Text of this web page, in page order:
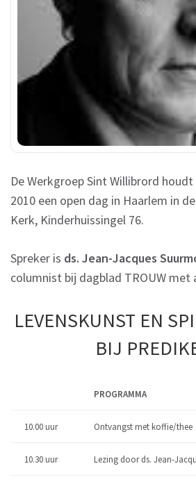
De Werkgroep Sint Willibrord
2010 een open dag in Haarlem in
Kerk, Kinderhuissingel 76.
Spreker is ds. Jean-Jacques
columnist bij dagblad TROUW met
LEVENSKUNST EN
BIJ
PROGRAMMA
10.00 uur Ontvangst met koffie/thee
10.30 uur Lezing door ds. Jean-